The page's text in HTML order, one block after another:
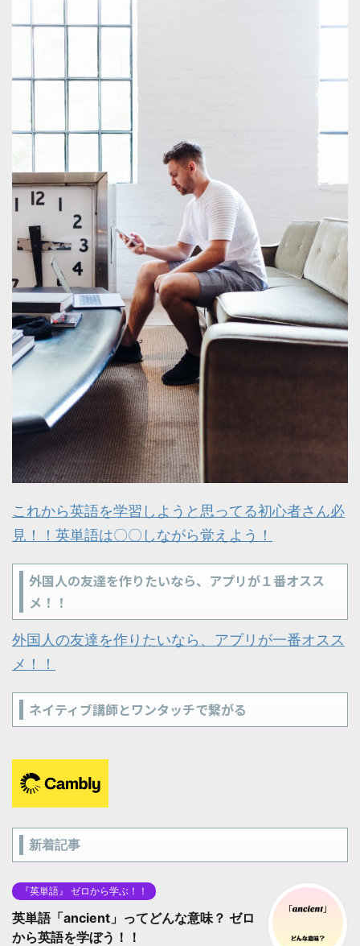
これから英語を学習しようと思ってる初心者さん必
見！！英単語は〇〇しながら覚えよう！
外国人の友達を作りたいなら、アプリが１番オスス
メ！！
外国人の友達を作りたいなら、アプリが一番オスス
メ！！
ネイティブ講師とワンタッチで繋がる
新着記事
『英単語』 ゼロから学ぶ！！
英単語「ancient」ってどんな意味？ ゼロ
から英語を学ぼう！！